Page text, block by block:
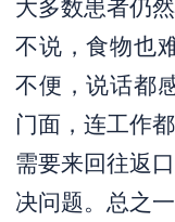
大多数患者仍
不说，食物也
不便，说话都
门面，连工作
需要来回往返
决问题。总之